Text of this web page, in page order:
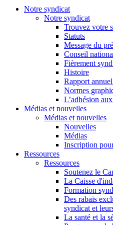
Notre syndicat
Notre syndicat
Trouvez votre
Statuts
Message du
Conseil
Fièrement
Histoire
Rapport
Normes
L’adhésion
Médias et nouvelles
Médias et nouvelles
Nouvelles
Médias
Inscription
Ressources
Ressources
Soutenez le
La Caisse
Formation
Des rabais
syndicat et
La santé et la